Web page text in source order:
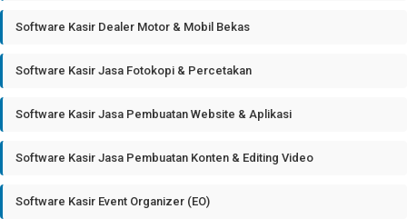
Software Kasir Dealer Motor & Mobil Bekas
Software Kasir Jasa Fotokopi & Percetakan
Software Kasir Jasa Pembuatan Website & Aplikasi
Software Kasir Jasa Pembuatan Konten & Editing Video
Software Kasir Event Organizer (EO)